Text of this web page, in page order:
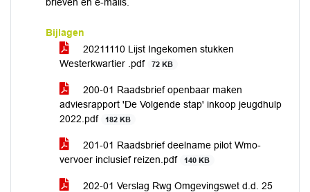
Bijlagen
20211110 Lijst Ingekomen stukken
Westerkwartier .pdf
72 KB
200-01 Raadsbrief openbaar maken
adviesrapport 'De Volgende stap' inkoop jeugdhulp
2022.pdf
182 KB
201-01 Raadsbrief deelname pilot Wmo-
vervoer inclusief reizen.pdf
140 KB
202-01 Verslag Rwg Omgevingswet d.d. 25